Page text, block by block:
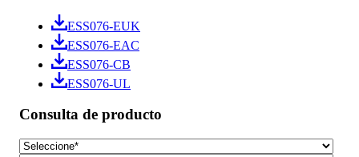
ESS076-EUK
ESS076-EAC
ESS076-CB
ESS076-UL
Consulta de producto